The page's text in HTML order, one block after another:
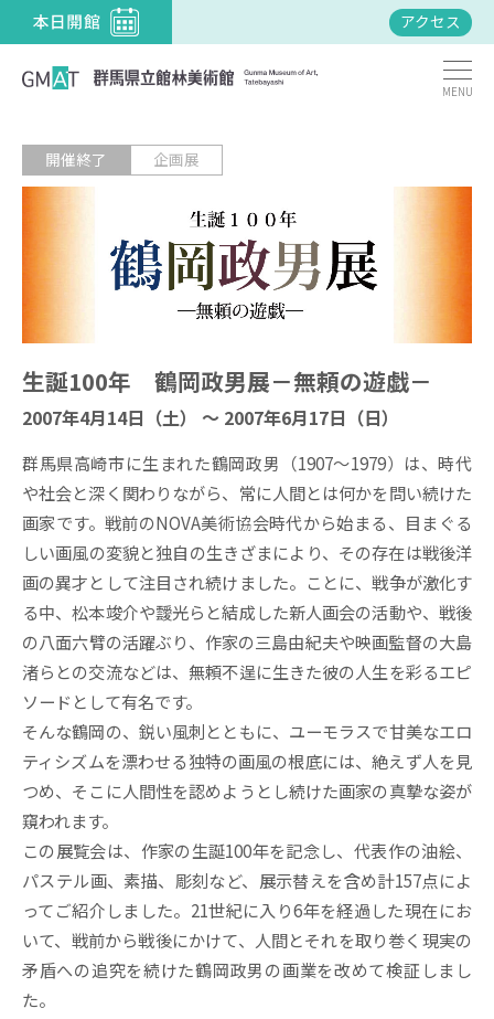
アクセス
MENU
開催終了 企画展
生誕100年 鶴岡政男展－無頼の遊戯－
2007年4月14日（土） ～ 2007年6月17日（日）
群馬県高崎市に生まれた鶴岡政男（1907～1979）は、時代
や社会と深く関わりながら、常に人間とは何かを問い続けた
画家です。戦前のNOVA美術協会時代から始まる、目まぐる
しい画風の変貌と独自の生きざまにより、その存在は戦後洋
画の異才として注目され続けました。ことに、戦争が激化す
る中、松本竣介や靉光らと結成した新人画会の活動や、戦後
の八面六臂の活躍ぶり、作家の三島由紀夫や映画監督の大島
渚らとの交流などは、無頼不逞に生きた彼の人生を彩るエピ
ソードとして有名です。
そんな鶴岡の、鋭い風刺とともに、ユーモラスで甘美なエロ
ティシズムを漂わせる独特の画風の根底には、絶えず人を見
つめ、そこに人間性を認めようとし続けた画家の真摯な姿が
窺われます。
この展覧会は、作家の生誕100年を記念し、代表作の油絵、
パステル画、素描、彫刻など、展示替えを含め計157点によ
ってご紹介しました。21世紀に入り6年を経過した現在にお
いて、戦前から戦後にかけて、人間とそれを取り巻く現実の
矛盾への追究を続けた鶴岡政男の画業を改めて検証しまし
た。